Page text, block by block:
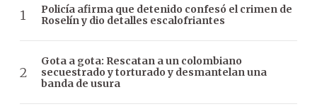
Policía afirma que detenido confesó el crimen de
Roselín y dio detalles escalofriantes
Gota a gota: Rescatan a un colombiano
secuestrado y torturado y desmantelan una
banda de usura